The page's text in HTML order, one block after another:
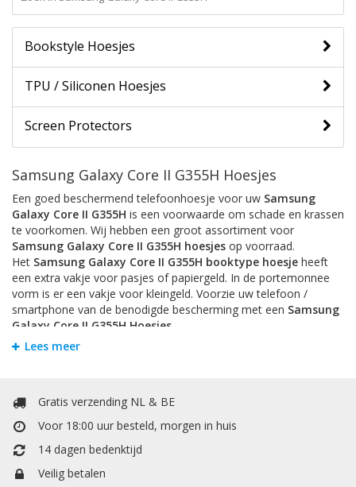
Bookstyle Hoesjes
TPU / Siliconen Hoesjes
Screen Protectors
Samsung Galaxy Core II G355H Hoesjes
Een goed beschermend telefoonhoesje voor uw Samsung
Galaxy Core II G355H is een voorwaarde om schade en krassen
te voorkomen. Wij hebben een groot assortiment voor
Samsung Galaxy Core II G355H hoesjes op voorraad.
Het Samsung Galaxy Core II G355H booktype hoesje heeft
een extra vakje voor pasjes of papiergeld. In de portemonnee
vorm is er een vakje voor kleingeld. Voorzie uw telefoon /
smartphone van de benodigde bescherming met een Samsung
Galaxy Core II G355H Hoesjes
Bookstyle Hoesjes
hoesje. Bij Mobiele Telefoonhoesje kunt u allerlei soorten
hoesjes vinden. Het Samsung Galaxy Core II G355H booktype
hoesje
heeft een extra vakje voor pasjes of papiergeld. Het
booktype wallet case hoesje heeft een extra vakje voor pasjes
of papiergeld. In de portemonnee / boek vorm is er een vakje
voor kleingeld.
Lees meer
Gratis verzending NL & BE
Voor 18:00 uur besteld, morgen in huis
14 dagen bedenktijd
Veilig betalen